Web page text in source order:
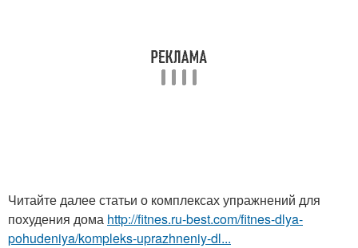
Читайте далее статьи о комплексах упражнений для
похудения дома http://fitnes.ru-best.com/fitnes-dlya-
pohudeniya/kompleks-uprazhneniy-dl...